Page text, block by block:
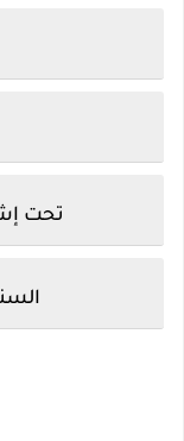
تحت
السنة